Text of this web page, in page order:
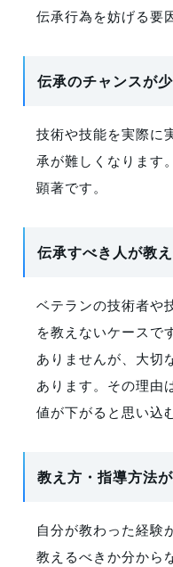
伝承行為を妨げる要
伝承のチャンスが
技術や技能を実際に
承が難しくなります
顕著です。
伝承すべき人が教
ベテランの技術者や
を教えないケースで
ありませんが、大切
あります。その理由
値が下がると思い込
教え方・指導方法
自分が教わった経験
教えるべきか分から